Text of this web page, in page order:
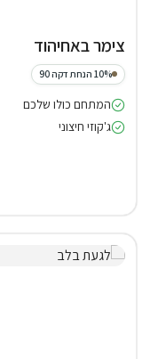
צימר באחיהוד
10% הנחת דקה 90
המתחם כולו שלכם
ג'קוזי חיצוני